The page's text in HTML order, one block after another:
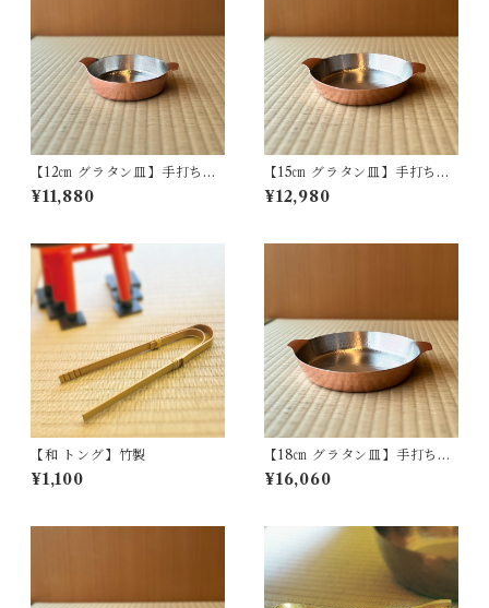
【12㎝ グラタン皿】手打ち銅
製
¥11,880
【15㎝ グラタン皿】手打ち銅
製
¥12,980
【和 トング】竹製
¥1,100
【18㎝ グラタン皿】手打ち銅
製
¥16,060